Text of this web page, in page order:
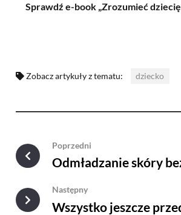
Sprawdź e-book „Zrozumieć
Zobacz artykuły z tematu: dziecko
Poprzedni
Odmładzanie skóry
Następny
Wszystko jeszcze